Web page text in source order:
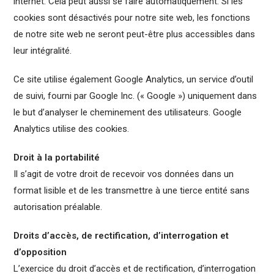
cookies sont désactivés pour notre site web, les fonctions
de notre site web ne seront peut-être plus accessibles dans
leur intégralité.
Ce site utilise également Google Analytics, un service d’outil
de suivi, fourni par Google Inc. (« Google ») uniquement dans
le but d’analyser le cheminement des utilisateurs. Google
Analytics utilise des cookies.
Droit à la portabilité
Il s’agit de votre droit de recevoir vos données dans un
format lisible et de les transmettre à une tierce entité sans
autorisation préalable.
Droits d’accès, de rectification, d’interrogation et
d’opposition
L’exercice du droit d’accès et de rectification, d’interrogation